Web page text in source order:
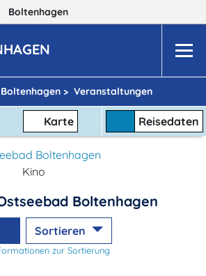
Boltenhagen
> Veranstaltungen
Karte Reisedaten
Boltenhagen
Kino
Boltenhagen
Sortieren
zur Sortierung